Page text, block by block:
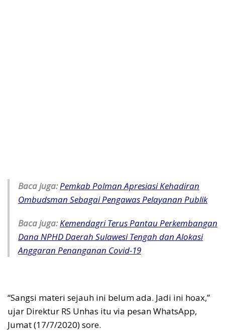
Baca juga:Pemkab Polman Apresiasi Kehadiran
Ombudsman Sebagai Pengawas Pelayanan Publik
Baca juga:Kemendagri Terus Pantau Perkembangan
Dana NPHD Daerah Sulawesi Tengah dan Alokasi
Anggaran Penanganan Covid-19
“Sangsi materi sejauh ini belum ada. Jadi ini hoax,”
ujar Direktur RS Unhas itu via pesan WhatsApp,
Jumat (17/7/2020) sore.